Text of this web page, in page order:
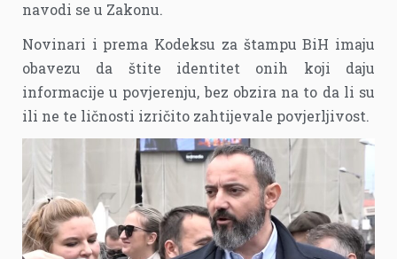
navodi se u Zakonu.
Novinari i prema Kodeksu za štampu BiH imaju
obavezu da štite identitet onih koji daju
informacije u povjerenju, bez obzira na to da li su
ili ne te ličnosti izričito zahtijevale povjerljivost.